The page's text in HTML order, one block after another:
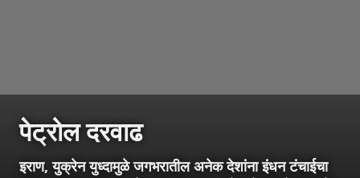
पेट्रोल दरवाढ
इराण, युक्रेन युध्दामुळे जगभरातील अनेक देशांना इंधन टंचाईचा